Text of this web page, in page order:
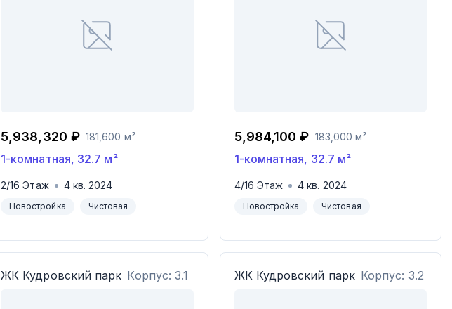
5,938,320 ₽ 181,600 м²
1-комнатная, 32.7 м²
2/16 Этаж 4кв.2024
Новостройка Чистовая
5,984,100 ₽ 183,000 м²
1-комнатная, 32.7 м²
4/16 Этаж 4 кв. 2024
Новостройка Чистовая
ЖК Кудровский парк Корпус: 3.1 ЖК Кудровский парк Корпус: 3.2